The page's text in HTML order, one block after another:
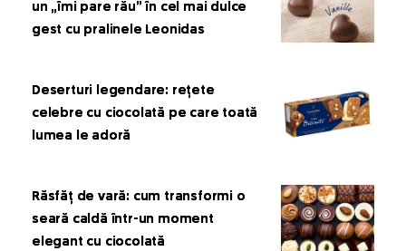
un „îmi pare rău” în cel mai dulce
gest cu pralinele Leonidas
Deserturi legendare: rețete
celebre cu ciocolată pe care toată
lumea le adoră
Răsfăț de vară: cum transformi o
seară caldă într-un moment
elegant cu ciocolată